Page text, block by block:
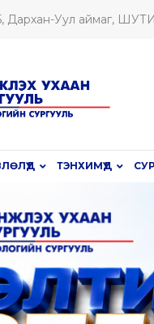
Дархан-Уул аймаг,
ТЭНХИМҮҮД